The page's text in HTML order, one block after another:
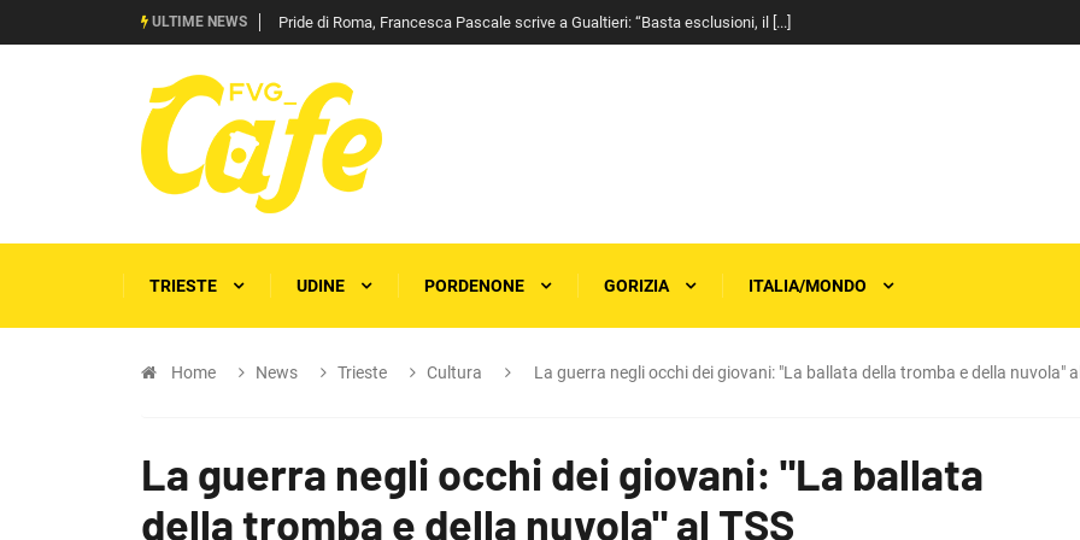
ULTIME NEWS Pride di Roma, Francesca Pascale scrive a Gualtieri: “Basta esclusioni, il [...]
TRIESTE UDINE PORDENONE GORIZIA ITALIA/MONDO
Home News Trieste Cultura La guerra negli occhi dei giovani: "La ballata della tromba e della nuvola"
La guerra negli occhi dei giovani: "La ballata
della tromba e della nuvola" al TSS